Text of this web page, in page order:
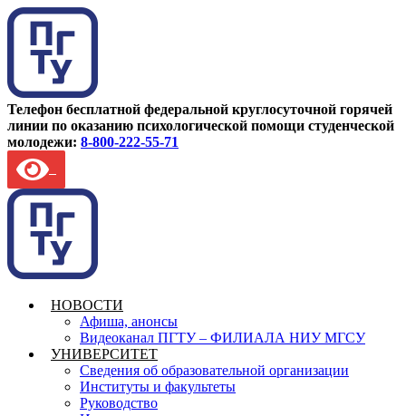
Телефон бесплатной федеральной круглосуточной горячей
линии по оказанию психологической помощи студенческой
молодежи: 8-800-222-55-71
НОВОСТИ
Афиша, анонсы
Видеоканал ПГТУ – ФИЛИАЛА НИУ МГСУ
УНИВЕРСИТЕТ
Сведения об образовательной организации
Институты и факультеты
Руководство